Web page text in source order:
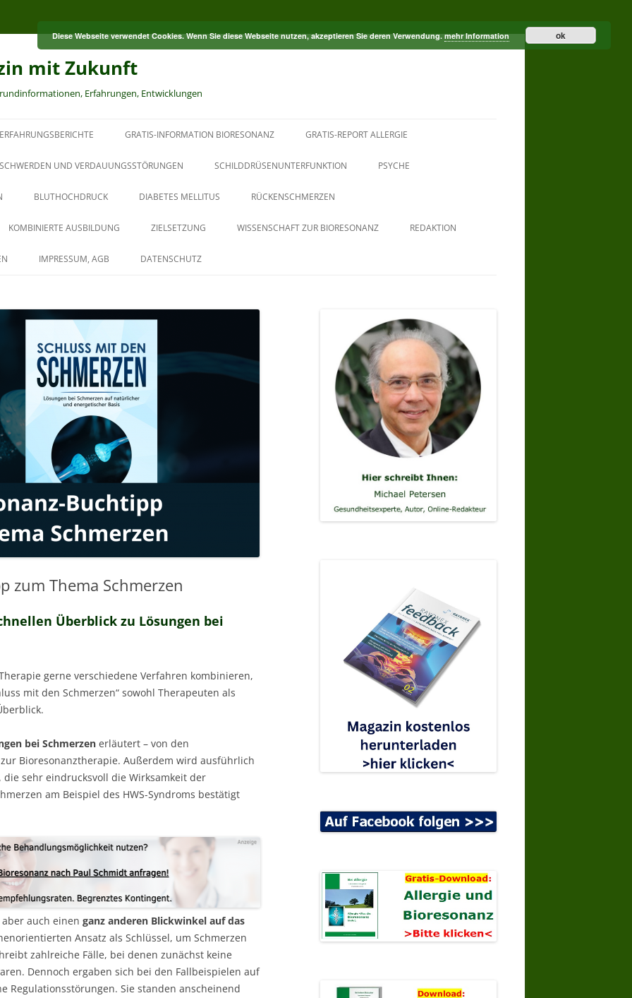
mit Zukunft
Erfahrungen, Entwicklungen
ERFAHRUNGSBERICHTE GRATIS-INFORMATION BIORESONANZ GRATIS-REPORT ALLERGIE
UND VERDAUUNGSSTÖRUNGEN SCHILDDRÜSENUNTERFUNKTION PSYCHE
BLUTHOCHDRUCK DIABETES MELLITUS RÜCKENSCHMERZEN
KOMBINIERTE AUSBILDUNG
AUS DER PAUL-SCHMIDT-
MESSTECHNIKER
FORTBILDUNG
ZIELSETZUNG WISSENSCHAFT ZUR BIORESONANZ REDAKTION
IMPRESSUM, AGB DATENSCHUTZ
zum Thema Schmerzen
Überblick zu Lösungen bei
gerne verschiedene Verfahren kombinieren,
mit den Schmerzen“ sowohl Therapeuten als
bei Schmerzen erläutert – von den
Bioresonanztherapie. Außerdem wird ausführlich
sehr eindrucksvoll die Wirksamkeit der
am Beispiel des HWS-Syndroms bestätigt
auch einen ganz anderen Blickwinkel auf das
Ansatz als Schlüssel, um Schmerzen
zahlreiche Fälle, bei denen zunächst keine
Dennoch ergaben sich bei den Fallbeispielen auf
Regulationsstörungen. Sie standen anscheinend
Diese Webseite verwendet Cookies. Wenn Sie diese Webseite nutzen, akzeptieren Sie deren Verwendung.mehr Information ok